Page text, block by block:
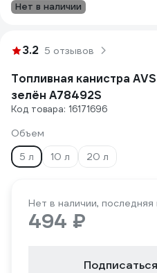
Нет в наличии
3.2 5 отзывов
Топливная канистра
зелён A78492S
Код товара: 16171696
Объем
5 л
10 л 20 л
Нет в наличии, последняя
494 ₽